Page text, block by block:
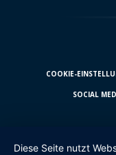
COOKIE-
SOCIAL
Diese Seite nutzt